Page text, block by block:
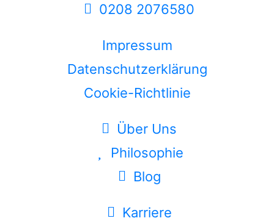
0208 2076580
Impressum
Datenschutzerklärung
Cookie-Richtlinie
Über Uns
Philosophie
Blog
Karriere